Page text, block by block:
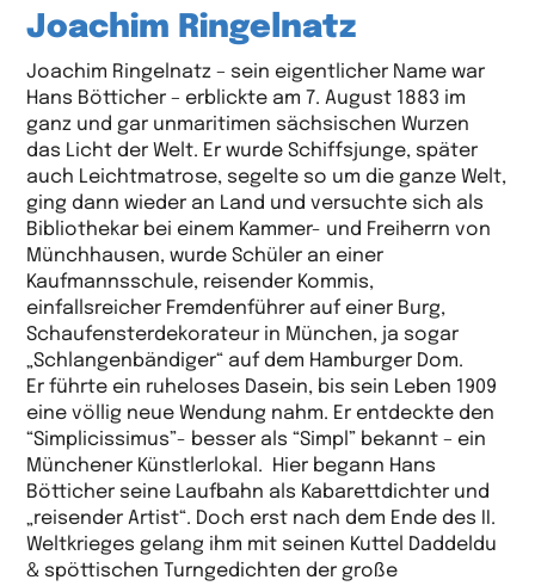
Joachim Ringelnatz
Joachim Ringelnatz – sein eigentlicher Name war
Hans Bötticher – erblickte am 7. August 1883 im
ganz und gar unmaritimen sächsischen Wurzen
das Licht der Welt. Er wurde Schiffsjunge, später
auch Leichtmatrose, segelte so um die ganze Welt,
ging dann wieder an Land und versuchte sich als
Bibliothekar bei einem Kammer- und Freiherrn von
Münchhausen, wurde Schüler an einer
Kaufmannsschule, reisender Kommis,
einfallsreicher Fremdenführer auf einer Burg,
Schaufensterdekorateur in München, ja sogar
„Schlangenbändiger“ auf dem Hamburger Dom.
Er führte ein ruheloses Dasein, bis sein Leben 1909
eine völlig neue Wendung nahm. Er entdeckte den
“Simplicissimus”- besser als “Simpl” bekannt – ein
Münchener Künstlerlokal. Hier begann Hans
Bötticher seine Laufbahn als Kabarettdichter und
„reisender Artist“. Doch erst nach dem Ende des II.
Weltkrieges gelang ihm mit seinen Kuttel Daddeldu
& spöttischen Turngedichten der große